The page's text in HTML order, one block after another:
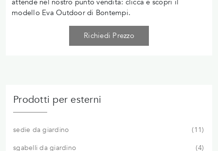
modello Eva Outdoor di Bontempi.
Richiedi Prezzo
Prodotti per esterni
sedie da giardino
11
sgabelli da giardino
4